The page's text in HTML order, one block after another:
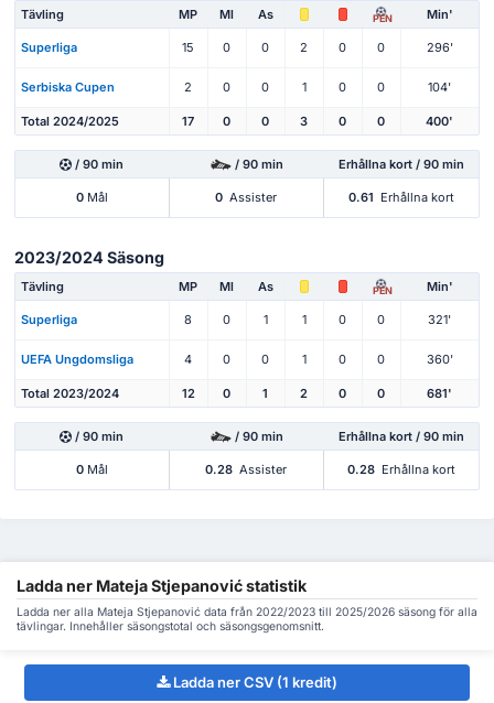
Tävling MP Ml As PEN Min'
Superliga 15 0 0 2 0 0 296'
Serbiska Cupen 2 0 0 1 0 0 104'
Total 2024/2025 17 0 0 3 0 0 400'
/ 90 min / 90 min Erhållna kort / 90 min
0Mål 0 Assister 0.61 Erhållna kort
2023/2024 Säsong
Tävling MP Ml As PEN Min'
Superliga 8 0 1 1 0 0 321'
UEFA Ungdomsliga 4 0 0 1 0 0 360'
Total 2023/2024 12 0 1 2 0 0 681'
/ 90 min / 90 min Erhållna kort / 90 min
0Mål 0.28 Assister 0.28 Erhållna kort
Ladda ner Mateja Stjepanović statistik
Ladda ner alla Mateja Stjepanović data från 2022/2023 till 2025/2026 säsong för alla
tävlingar. Innehåller säsongstotal och säsongsgenomsnitt.
Ladda ner CSV (1 kredit)